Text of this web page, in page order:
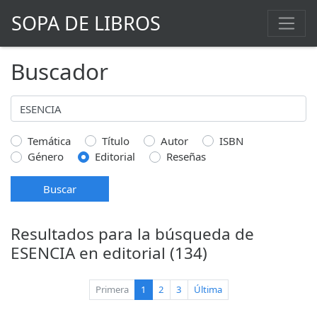
SOPA DE LIBROS
Buscador
Temática Título Autor
ISBN
Género
Editorial Reseñas
Buscar
Resultados para la búsqueda de
ESENCIA en editorial (134)
Primera 1 (current)
2 3 Última